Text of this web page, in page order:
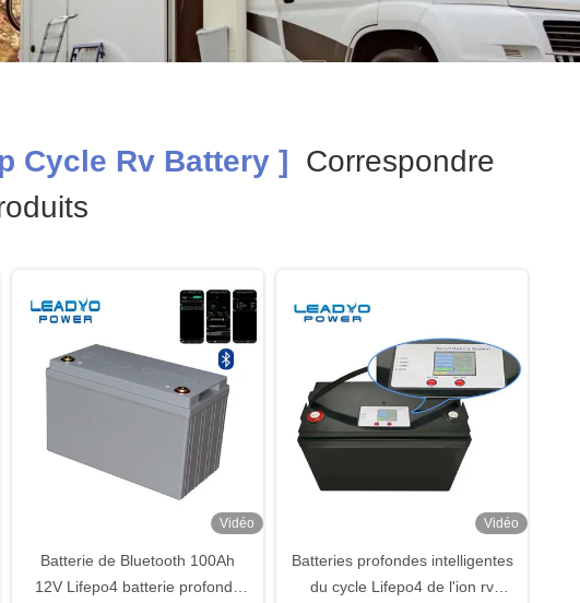
Cycle Rv Battery ] Correspondre
Vidéo
Batterie de Bluetooth 100Ah
12V Lifepo4 batterie profonde
Vidéo
Batteries profondes intelligentes
du cycle Lifepo4 de l'ion rv